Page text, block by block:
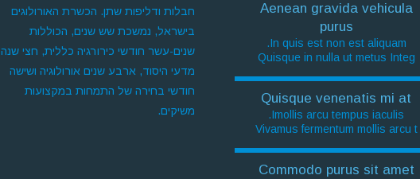
Aenean gravida vehicula
purus
In quis est non est aliquam.
Quisque in nulla ut metus Integ
Quisque venenatis mi at
Imollis arcu tempus iaculis.
Vivamus fermentum mollis arcu t
Commodo purus sit amet
חבלות ודליפות שתן. הכשרת האורולוגים
בישראל, נמשכת שש שנים, הכוללות
שנים-עשר חודשי כירורגיה כללית, חצי שנה
מדעי היסוד, ארבע שנים אורולוגיה ושישה
חודשי בחירה של התמחות במקצועות
משיקים.